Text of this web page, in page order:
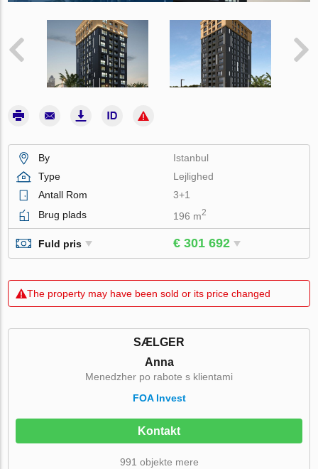
By
Istanbul
Type
Lejlighed
Antall Rom
3+1
Brug plads
196 m2
Fuld pris € 301 692
The property may have been sold or its price changed
SÆLGER
Anna
Menedzher po rabote s klientami
FOA Invest
Kontakt
991 objekte mere